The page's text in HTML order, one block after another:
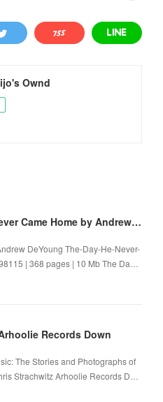
Ownd
[PDF/Kindle] The Day He Never Came Home by Andrew DeYoung
DeYoung The-Day-He-Never-
| 368 pages | 10 Mb The Da…
Records Down
The Stories and Photographs of
Strachwitz Arhoolie Records D…